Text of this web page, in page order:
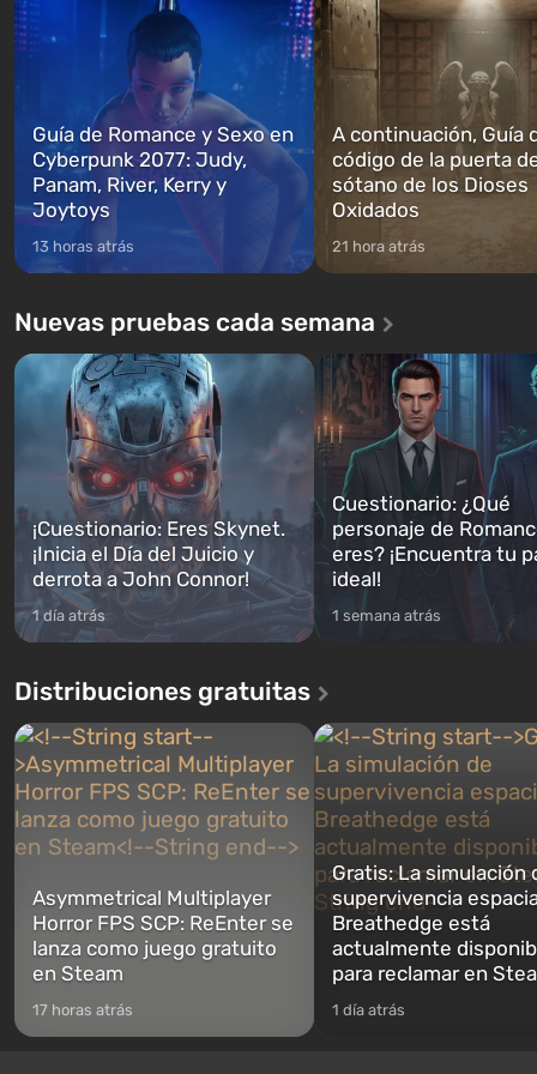
cuales podrás cambi...
caigan las bombas n...
Guía de Romance y Sexo en
Cyberpunk 2077: Judy,
Panam, River, Kerry y
Joytoys
13 horas atrás
A continuación, Guía
código de la puerta
sótano de los Dioses
Oxidados
21 hora atrás
Nuevas pruebas cada semana
¡Cuestionario: Eres Skynet.
¡Inicia el Día del Juicio y
derrota a John Connor!
1 día atrás
Cuestionario: ¿Qué
personaje de
eres? ¡Encuentra tu
ideal!
1 semana atrás
Distribuciones gratuitas
Asymmetrical Multiplayer
Horror FPS SCP: ReEnter se
lanza como juego gratuito
en Steam
17 horas atrás
Gratis: La simulación
supervivencia
Breathedge está
actualmente
para reclamar en
1 día atrás